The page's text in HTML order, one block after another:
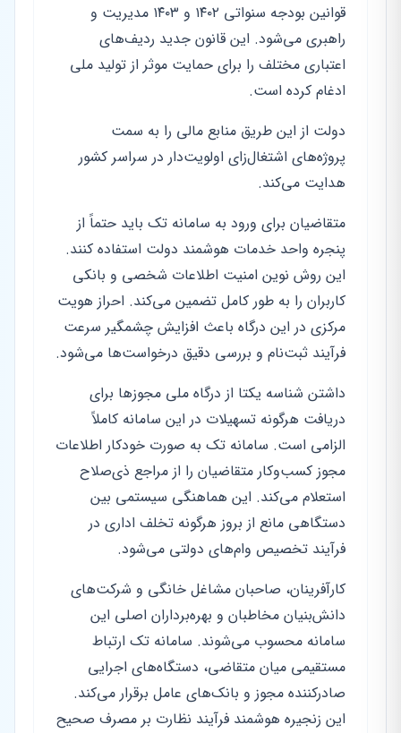
قوانین بودجه سنواتی ۱۴۰۲ و ۱۴۰۳ مدیریت و
راهبری می‌شود. این قانون جدید ردیف‌های
اعتباری مختلف را برای حمایت موثر از تولید ملی
ادغام کرده است.
دولت از این طریق منابع مالی را به سمت
پروژه‌های اشتغال‌زای اولویت‌دار در سراسر کشور
هدایت می‌کند.
متقاضیان برای ورود به سامانه تک باید حتماً از
پنجره واحد خدمات هوشمند دولت استفاده کنند.
این روش نوین امنیت اطلاعات شخصی و بانکی
کاربران را به طور کامل تضمین می‌کند. احراز هویت
مرکزی در این درگاه باعث افزایش چشمگیر سرعت
فرآیند ثبت‌نام و بررسی دقیق درخواست‌ها می‌شود.
داشتن شناسه یکتا از درگاه ملی مجوزها برای
دریافت هرگونه تسهیلات در این سامانه کاملاً
الزامی است. سامانه تک به صورت خودکار اطلاعات
مجوز کسب‌وکار متقاضیان را از مراجع ذی‌صلاح
استعلام می‌کند. این هماهنگی سیستمی بین
دستگاهی مانع از بروز هرگونه تخلف اداری در
فرآیند تخصیص وام‌های دولتی می‌شود.
کارآفرینان، صاحبان مشاغل خانگی و شرکت‌های
دانش‌بنیان مخاطبان و بهره‌برداران اصلی این
سامانه محسوب می‌شوند. سامانه تک ارتباط
مستقیمی میان متقاضی، دستگاه‌های اجرایی
صادرکننده مجوز و بانک‌های عامل برقرار می‌کند.
این زنجیره هوشمند فرآیند نظارت بر مصرف صحیح